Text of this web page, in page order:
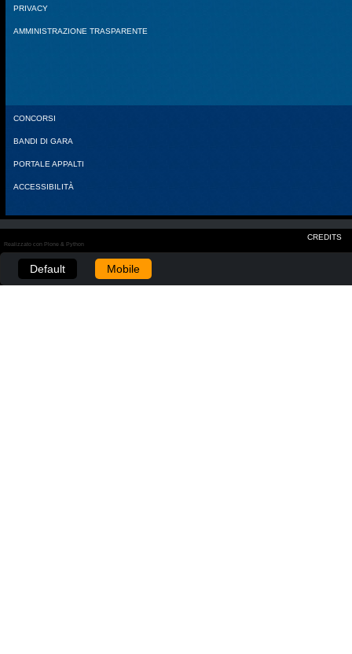
PRIVACY
AMMINISTRAZIONE TRASPARENTE
CONCORSI
BANDI DI GARA
PORTALE APPALTI
ACCESSIBILITÀ
CREDITS
Realizzato con Plone & Python
Default Mobile